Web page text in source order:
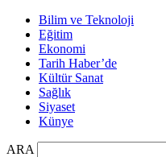
Bilim ve Teknoloji
Eğitim
Ekonomi
Tarih Haber’de
Kültür Sanat
Sağlık
Siyaset
Künye
ARA